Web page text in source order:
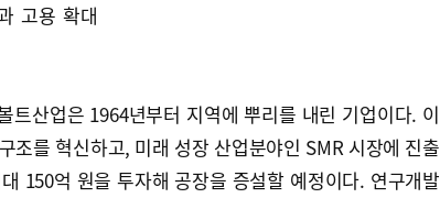
고용 확대
트산업은 1964년부터 지역에 뿌리를 내린 기업이다. 이
조를 혁신하고, 미래 성장 산업분야인 SMR 시장에 진출
150억 원을 투자해 공장을 증설할 예정이다. 연구개발